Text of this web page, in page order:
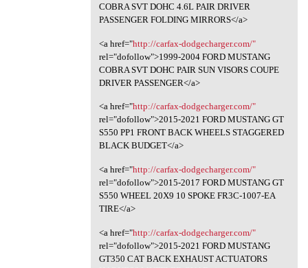
COBRA SVT DOHC 4.6L PAIR DRIVER
PASSENGER FOLDING MIRRORS</a>
<a href="http://carfax-dodgecharger.com/"
rel="dofollow">1999-2004 FORD MUSTANG
COBRA SVT DOHC PAIR SUN VISORS COUPE
DRIVER PASSENGER</a>
<a href="http://carfax-dodgecharger.com/"
rel="dofollow">2015-2021 FORD MUSTANG GT
S550 PP1 FRONT BACK WHEELS STAGGERED
BLACK BUDGET</a>
<a href="http://carfax-dodgecharger.com/"
rel="dofollow">2015-2017 FORD MUSTANG GT
S550 WHEEL 20X9 10 SPOKE FR3C-1007-EA
TIRE</a>
<a href="http://carfax-dodgecharger.com/"
rel="dofollow">2015-2021 FORD MUSTANG
GT350 CAT BACK EXHAUST ACTUATORS